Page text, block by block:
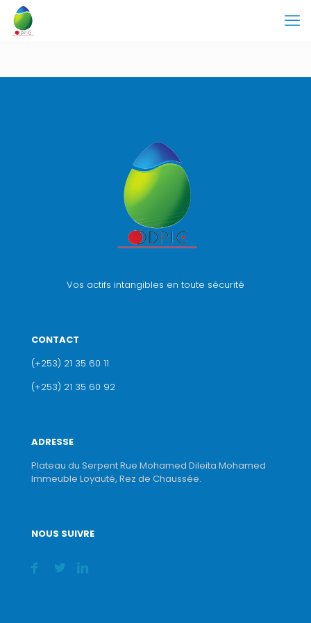
Vos actifs intangibles en toute sécurité
CONTACT
(+253) 21 35 60 11
(+253) 21 35 60 92
ADRESSE
Plateau du Serpent Rue Mohamed Dileita Mohamed
Immeuble Loyauté, Rez de Chaussée.
NOUS SUIVRE